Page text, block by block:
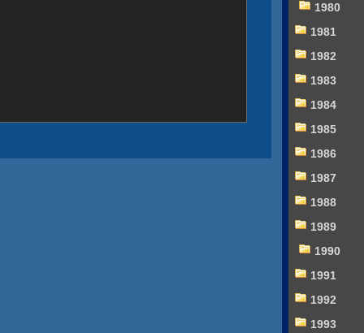
1980
1981
1982
1983
1984
1985
1986
1987
1988
1989
1990
1991
1992
1993